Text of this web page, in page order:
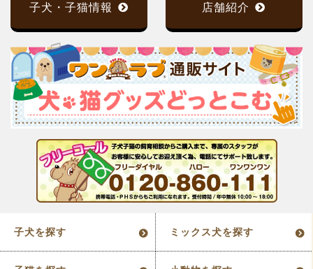
子犬・子猫情報 店舗紹介
子犬を探す ミックス犬を探す